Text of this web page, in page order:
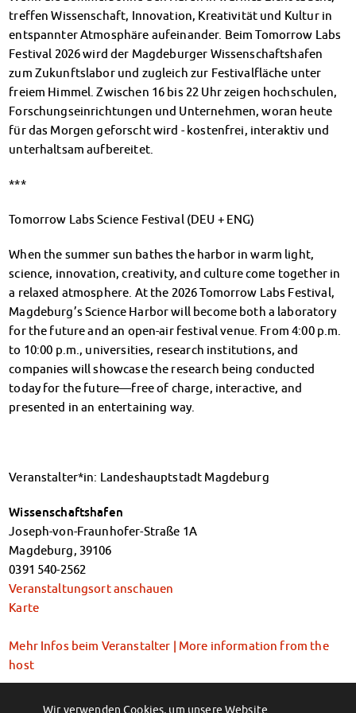
Finanzierungsberatung
Rückerstattung Semesterbeitrag
PsychoSoziale Beratung
Kursangebote
Anmeldung Sonderveranstaltungen
Rechtsberatung
Chatberatung
FAQs Soziales & Beratung
AnsprechpartnerInnen
Wohnen für Internationals
IKUS und InterKultiTreff
Kulturförderung
KreativWorkshops
Magdeburger Studierendentage
AnsprechpartnerInnen
Kinderbetreuung
Kita CampusKids
Voranmeldung KiTa-Platz
Über uns
Infopoints & Beratungscenter
Beratungstermine im Überblick
Unsere Organisation
Verwaltungsrat
Personalrat
Dokumente
Stellenangebote
AnsprechpartnerInnen
Impressum
treffen Wissenschaft, Innovation, Kreativität und Kultur in
entspannter Atmosphäre aufeinander. Beim Tomorrow Labs
Festival 2026 wird der Magdeburger Wissenschaftshafen
zum Zukunftslabor und zugleich zur Festivalfläche unter
freiem Himmel. Zwischen 16 bis 22 Uhr zeigen hochschulen,
Forschungseinrichtungen und Unternehmen, woran heute
für das Morgen geforscht wird - kostenfrei, interaktiv und
unterhaltsam aufbereitet.
***
Tomorrow Labs Science Festival (DEU + ENG)
When the summer sun bathes the harbor in warm light,
science, innovation, creativity, and culture come together in
a relaxed atmosphere. At the 2026 Tomorrow Labs Festival,
Magdeburg’s Science Harbor will become both a laboratory
for the future and an open-air festival venue. From 4:00 p.m.
to 10:00 p.m., universities, research institutions, and
companies will showcase the research being conducted
today for the future—free of charge, interactive, and
presented in an entertaining way.
Veranstalter*in: Landeshauptstadt Magdeburg
Wissenschaftshafen
Joseph-von-Fraunhofer-Straße 1A
Magdeburg 39106
0391 540-2562
Veranstaltungsort anschauen
Karte
Mehr Infos beim Veranstalter | More information from the
host
kostenfrei, ohne Anmeldung | Free of charge, no registration
Wir verwenden Cookies, um unsere Website